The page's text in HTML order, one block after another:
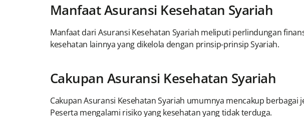
Manfaat Asuransi Kesehatan Syariah
Manfaat dari Asuransi Kesehatan Syariah meliputi perlindungan
kesehatan lainnya yang dikelola dengan prinsip-prinsip Syariah.
Cakupan Asuransi Kesehatan Syariah
Cakupan Asuransi Kesehatan Syariah umumnya mencakup
Peserta mengalami risiko yang kesehatan yang tidak terduga.